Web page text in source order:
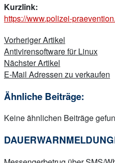
Kurzlink:
https://www.polizei-
Beitragsnavigation
Vorheriger Artikel
Antivirensoftware für Linux
Nächster Artikel
E-Mail Adressen zu verkaufen
Ähnliche Beiträge:
Keine ähnlichen Beiträge